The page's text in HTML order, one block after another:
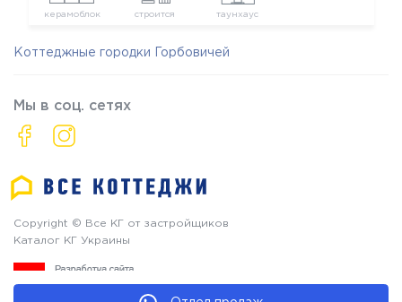
керамоблок строится таунхаус
Коттеджные городки Горбовичей
Мы в соц. сетях
Copyright © Все КГ от застройщиков
Каталог КГ Украины